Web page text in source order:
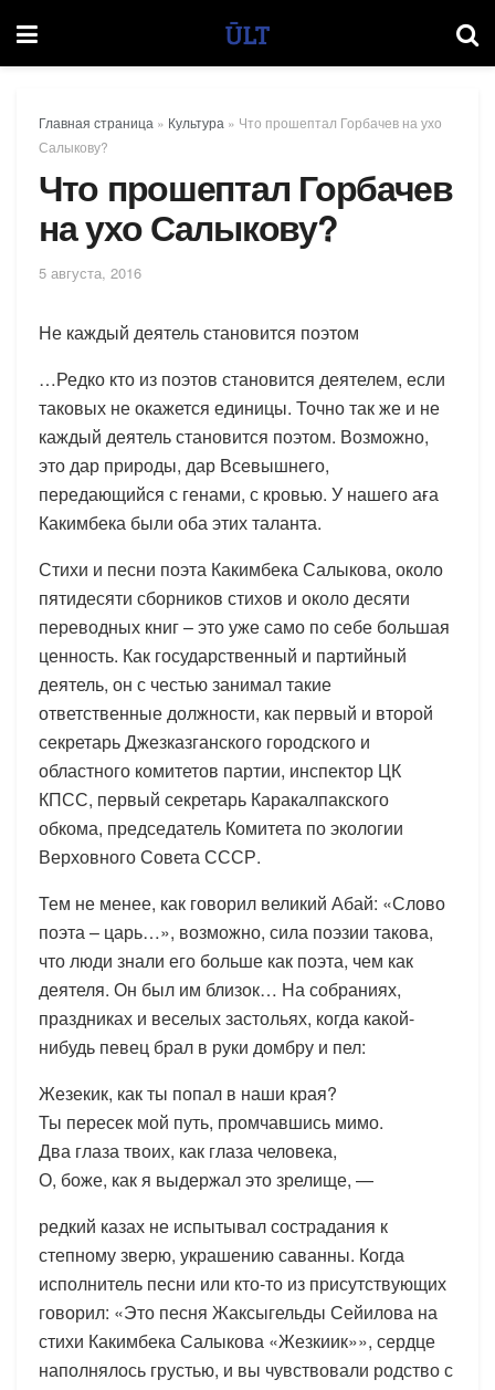
Главная страница » Культура » Что прошептал Горбачев на ухо
Салыкову?
Что прошептал Горбачев
на ухо Салыкову?
5 августа, 2016
Не каждый деятель становится поэтом
…Редко кто из поэтов становится деятелем, если
таковых не окажется единицы. Точно так же и не
каждый деятель становится поэтом. Возможно,
это дар природы, дар Всевышнего,
передающийся с генами, с кровью. У нашего аға
Какимбека были оба этих таланта.
Стихи и песни поэта Какимбека Салыкова, около
пятидесяти сборников стихов и около десяти
переводных книг – это уже само по себе большая
ценность. Как государственный и партийный
деятель, он с честью занимал такие
ответственные должности, как первый и второй
секретарь Джезказганского городского и
областного комитетов партии, инспектор ЦК
КПСС, первый секретарь Каракалпакского
обкома, председатель Комитета по экологии
Верховного Совета СССР.
Тем не менее, как говорил великий Абай: «Слово
поэта – царь…», возможно, сила поэзии такова,
что люди знали его больше как поэта, чем как
деятеля. Он был им близок… На собраниях,
праздниках и веселых застольях, когда какой-
нибудь певец брал в руки домбру и пел:
Жезекик, как ты попал в наши края?
Ты пересек мой путь, промчавшись мимо.
Два глаза твоих, как глаза человека,
О, боже, как я выдержал это зрелище, —
редкий казах не испытывал сострадания к
степному зверю, украшению саванны. Когда
исполнитель песни или кто-то из присутствующих
говорил: «Это песня Жаксыгельды Сейилова на
стихи Какимбека Салыкова «Жезкиик»», сердце
наполнялось грустью, и вы чувствовали родство с